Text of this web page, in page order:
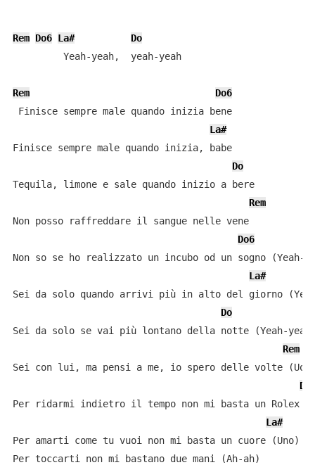
Rem Do6 La#
Do
         Yeah-yeah,  yeah-yeah
Rem
Do6
Finisce sempre male quando inizia bene
La#
Finisce sempre male quando inizia, babe
Do
Tequila, limone e sale quando inizio a bere
Rem
Non posso raffreddare il sangue nelle vene
Do6
Non so se ho realizzato un incubo od un sogno (Yeah-
La#
Sei da solo quando arrivi più in alto del giorno
Do
Sei da solo se vai più lontano della notte (Yeah-
Rem
Sei con lui, ma pensi a me, io spero delle volte
Per ridarmi indietro il tempo non mi basta un Rolex
La#
Per amarti come tu vuoi non mi basta un cuore (Uno)
Per toccarti non mi bastano due mani (Ah-ah)